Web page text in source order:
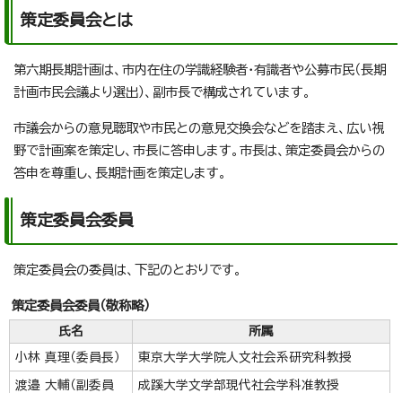
策定委員会とは
第六期長期計画は、市内在住の学識経験者・有識者や公募市民（長期
計画市民会議より選出）、副市長で構成されています。
市議会からの意見聴取や市民との意見交換会などを踏まえ、広い視
野で計画案を策定し、市長に答申します。市長は、策定委員会からの
答申を尊重し、長期計画を策定します。
策定委員会委員
策定委員会の委員は、下記のとおりです。
策定委員会委員（敬称略）
氏名 所属
小林 真理（委員長） 東京大学大学院人文社会系研究科教授
渡邉 大輔（副委員
成蹊大学文学部現代社会学科准教授